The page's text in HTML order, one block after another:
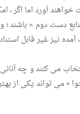
آورد اما اگر ،
دست دوم » باشند ؛
نیز غیر قابل
می کنند و چه
» می تواند یکی از